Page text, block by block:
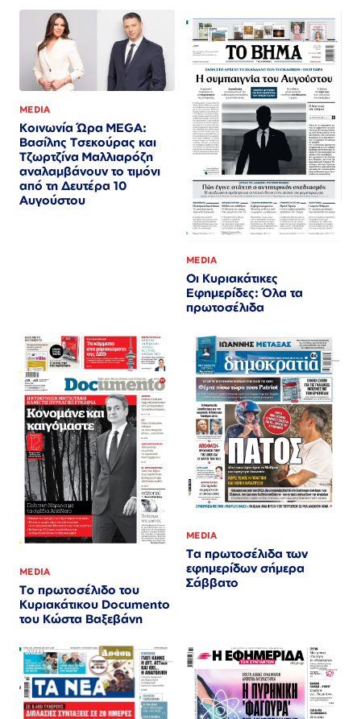
MEDIA
Κοινωνία Ώρα MEGA:
Βασίλης Τσεκούρας και
Τζωρτζίνα Μαλλιαρόζη
αναλαμβάνουν το τιμόνι
από τη Δευτέρα 10
Αυγούστου
MEDIA
Οι Κυριακάτικες
Εφημερίδες: Όλα τα
πρωτοσέλιδα
MEDIA
Το πρωτοσέλιδο του
Κυριακάτικου Documento
του Κώστα Βαξεβάνη
MEDIA
Τα πρωτοσέλιδα των
εφημερίδων σήμερα
Σάββατο